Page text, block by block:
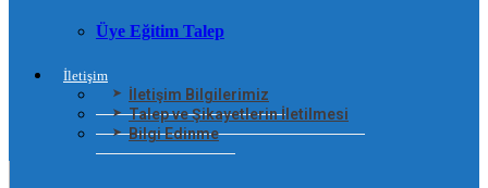
Üye Eğitim Talep
İletişim
İletişim Bilgilerimiz
Talep ve Şikayetlerin İletilmesi
Bilgi Edinme